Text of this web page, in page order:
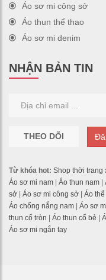
Áo sơ mi công sở
Áo thun thể thao
Áo sơ mi denim
NHẬN BẢN TIN
THEO DÕI
Từ khóa hot: Shop thời trang
Áo sơ mi nam
Áo thun nam
sở
Áo sơ mi công sở Áo
Áo chống nắng nam
Áo sơ
thun cổ tròn
Áo thun cổ bẻ
Áo sơ mi ngắn tay